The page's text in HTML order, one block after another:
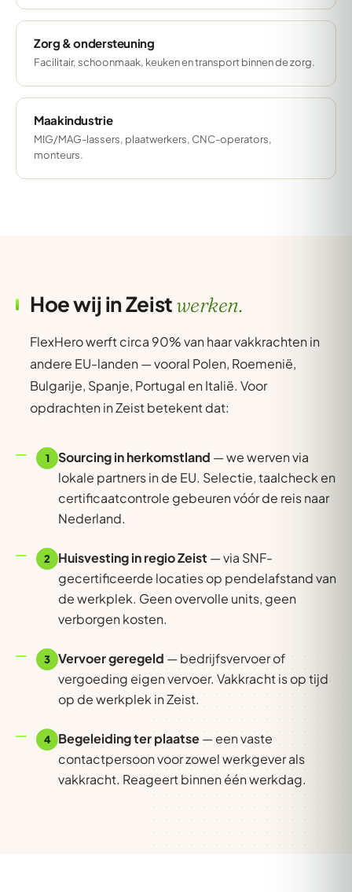
Zorg & ondersteuning
Facilitair, schoonmaak, keuken en transport binnen de zorg.
Maakindustrie
MIG/MAG-lassers, plaatwerkers, CNC-operators,
monteurs.
Hoe wij in Zeistwerken.
FlexHero werft circa 90% van haar vakkrachten in
andere EU-landen — vooral Polen, Roemenië,
Bulgarije, Spanje, Portugal en Italië. Voor
opdrachten in Zeist betekent dat:
1 Sourcing in herkomstland — we werven via
lokale partners in de EU. Selectie, taalcheck en
certificaatcontrole gebeuren vóór de reis naar
Nederland.
2 Huisvesting in regio Zeist — via SNF-
gecertificeerde locaties op pendelafstand van
de werkplek. Geen overvolle units, geen
verborgen kosten.
3 Vervoer geregeld — bedrijfsvervoer of
vergoeding eigen vervoer. Vakkracht is op tijd
op de werkplek in Zeist.
4 Begeleiding ter plaatse— een vaste
contactpersoon voor zowel werkgever als
vakkracht. Reageert binnen één werkdag.